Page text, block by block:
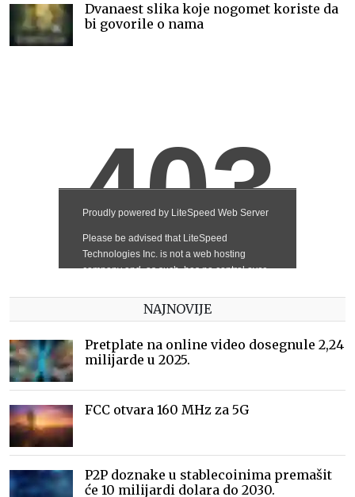
Dvanaest slika koje nogomet koriste da
bi govorile o nama
NAJNOVIJE
Pretplate na online video dosegnule 2,24
milijarde u 2025.
FCC otvara 160 MHz za 5G
P2P doznake u stablecoinima premašit
će 10 milijardi dolara do 2030.